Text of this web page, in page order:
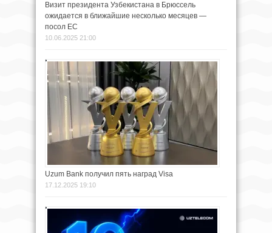
Визит президента Узбекистана в Брюссель
ожидается в ближайшие несколько месяцев —
посол ЕС
10.06.2025 21:00
Uzum Bank получил пять наград Visa
17.12.2025 19:10